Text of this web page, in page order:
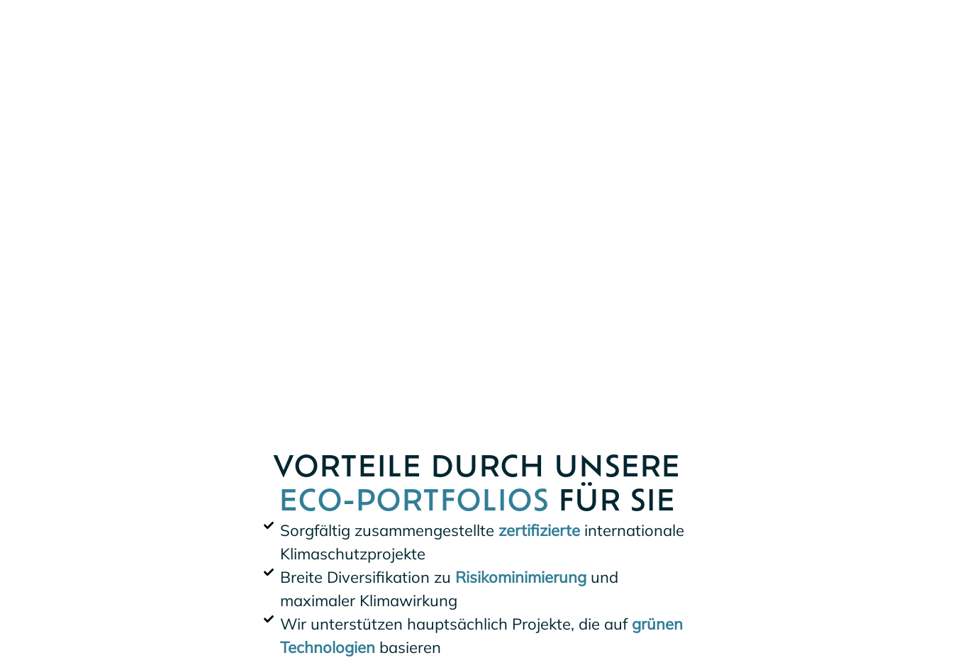
VORTEILE DURCH UNSERE
ECO-PORTFOLIOS FÜR SIE
Sorgfältig zusammengestellte zertifizierteinternationale
Klimaschutzprojekte
Breite Diversifikation zu Risikominimierungund
maximaler Klimawirkung
Wir unterstützen hauptsächlich Projekte, die auf grünen
Technologienbasieren